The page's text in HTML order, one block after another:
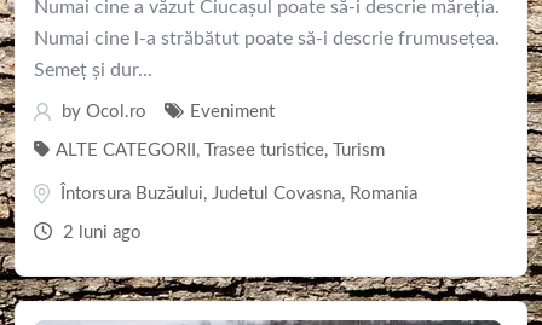
Numai cine a văzut Ciucașul poate să-i descrie măreția.
Numai cine l-a străbătut poate să-i descrie frumusețea.
Semeț și dur...
by Ocol.ro Eveniment
ALTE CATEGORII , Trasee turistice, Turism
Întorsura Buzăului, Judetul Covasna, Romania
2 luni ago